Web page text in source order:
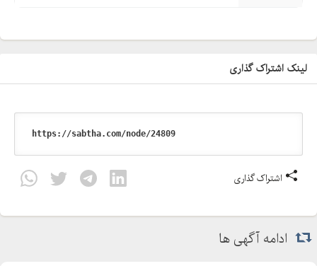
لینک اشتراک گذاری
اشتراک گذاری
ادامه آگهی ها